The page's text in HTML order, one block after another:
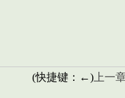
(快捷键：←) 上一